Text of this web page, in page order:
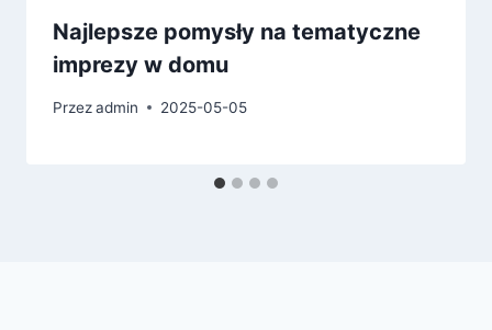
Najlepsze pomysły na tematyczne
imprezy w domu
Przezadmin 2025-05-05